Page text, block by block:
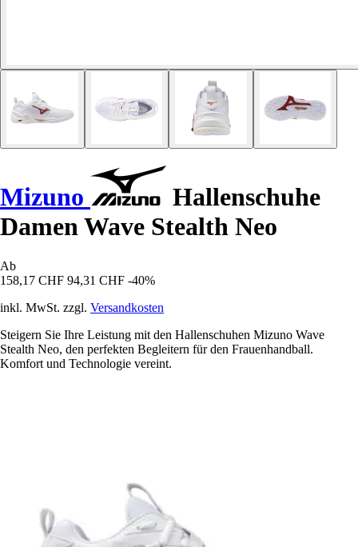
Mizuno
Hallenschuhe
Damen Wave Stealth Neo
Ab
158,17 CHF 94,31 CHF -40%
inkl. MwSt. zzgl. Versandkosten
Steigern Sie Ihre Leistung mit den Hallenschuhen Mizuno Wave
Stealth Neo, den perfekten Begleitern für den Frauenhandball.
Komfort und Technologie vereint.